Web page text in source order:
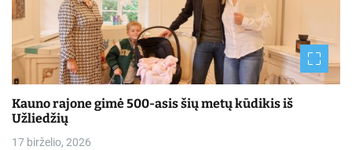
Kauno rajone gimė 500-asis šių metų kūdikis iš
Užliedžių
17 birželio, 2026